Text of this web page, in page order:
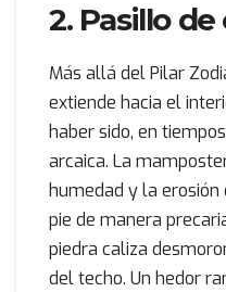
2. Pasillo de
Más allá del Pilar
extiende hacia el
haber sido, en
arcaica. La
humedad y la
pie de manera
piedra caliza
del techo. Un hedor